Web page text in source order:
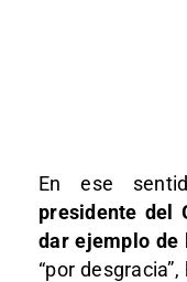
En ese
presidente del
dar ejemplo de
“por